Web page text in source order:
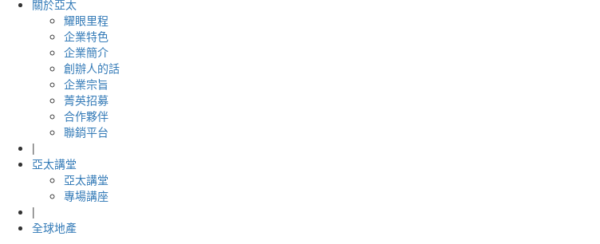
關於亞太
耀眼里程
企業特色
企業簡介
創辦人的話
企業宗旨
菁英招募
合作夥伴
聯銷平台
|
亞太講堂
亞太講堂
專場講座
|
全球地產